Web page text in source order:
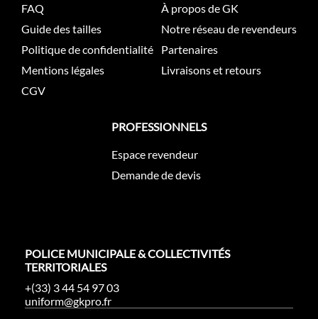
FAQ
Guide des tailles
Politique de confidentialité
Mentions légales
CGV
À propos de GK
Notre réseau de revendeurs
Partenaires
Livraisons et retours
PROFESSIONNELS
Espace revendeur
Demande de devis
POLICE MUNICIPALE & COLLECTIVITÉS
TERRITORIALES
+(33) 3 44 54 97 03
uniform@gkpro.fr